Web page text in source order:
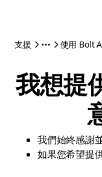
支援 使用 Bolt
我想提
我們始終感謝
如果您希望提